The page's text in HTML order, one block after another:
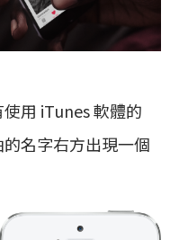
用 iTunes 軟體的
名字右方出現一個